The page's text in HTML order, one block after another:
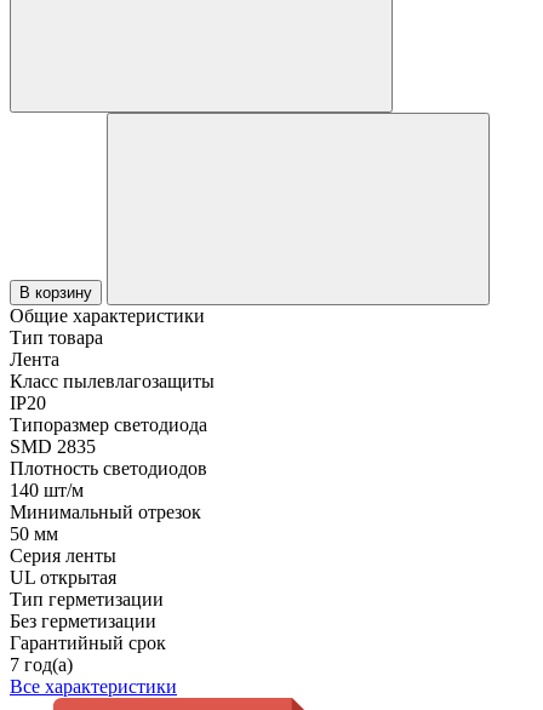
В корзину
Общие характеристики
Тип товара
Лента
Класс пылевлагозащиты
IP20
Типоразмер светодиода
SMD 2835
Плотность светодиодов
140 шт/м
Минимальный отрезок
50 мм
Серия ленты
UL открытая
Тип герметизации
Без герметизации
Гарантийный срок
7 год(а)
Все характеристики